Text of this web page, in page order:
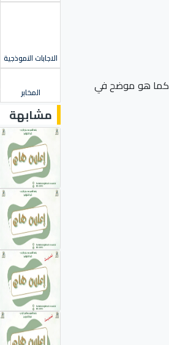
لیكن في علم طلبة ثانیة ھندسة الطرائق وصناعات بتروكیمیائیة،انه تم برمجة فرض تعویضي في مقیاس 3 Math كما هو موضح في
الاجابات النموذجية
المخابر
مشابهة